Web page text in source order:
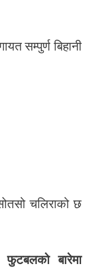
सम्पुर्ण बिहानी
चलिराको छ
बारेमा